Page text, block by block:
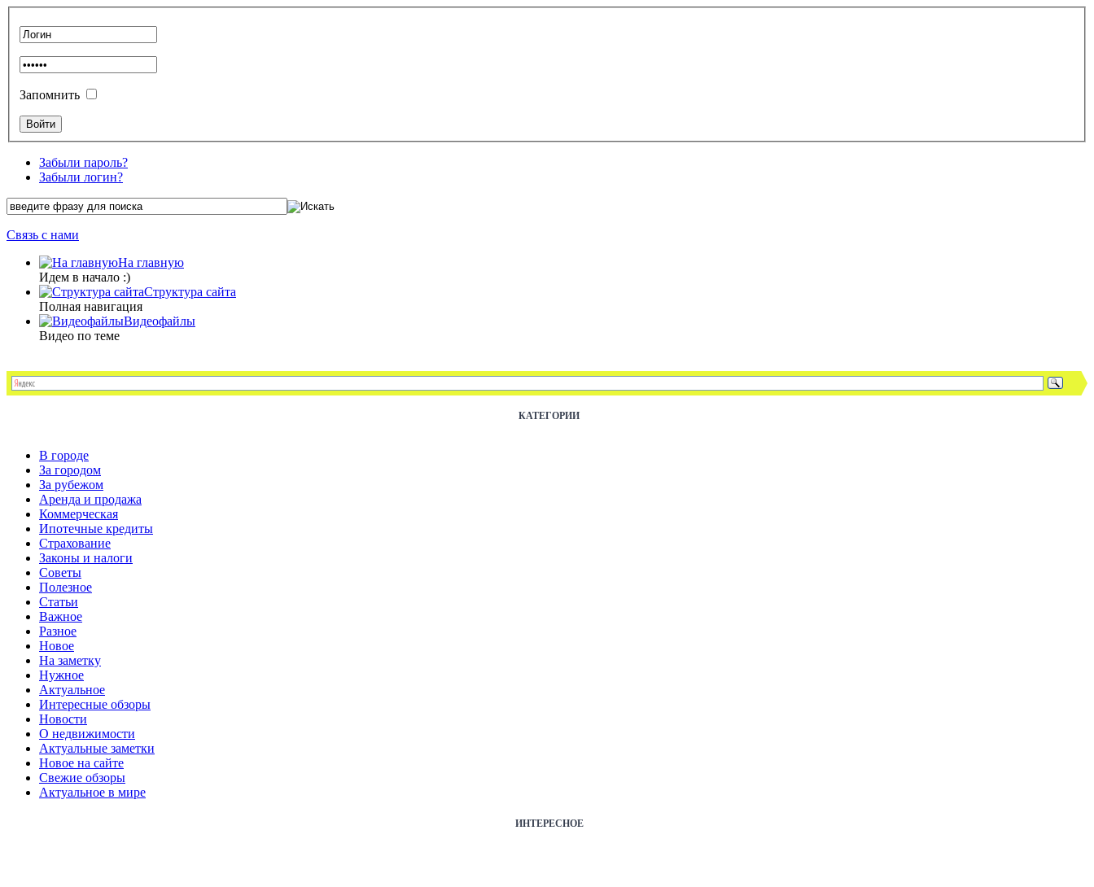
Запомнить
Забыли пароль?
Забыли логин?
Связь с нами
На главную
Идем в начало :)
Структура сайта
Полная навигация
Видеофайлы
Видео по теме
КАТЕГОРИИ
В городе
За городом
За рубежом
Аренда и продажа
Коммерческая
Ипотечные кредиты
Страхование
Законы и налоги
Советы
Полезное
Статьи
Важное
Разное
Новое
На заметку
Нужное
Актуальное
Интересные обзоры
Новости
О недвижимости
Актуальные заметки
Новое на сайте
Свежие обзоры
Актуальное в мире
ИНТЕРЕСНОЕ